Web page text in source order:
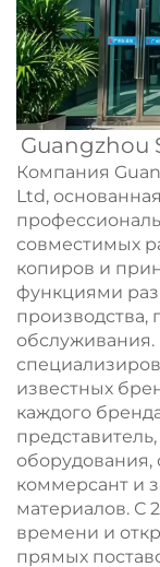
Guangzhou
Компания
Ltd,
совместимых
копиров и
функциями
производства,
известных
каждого
оборудования,
коммерсант и
материалов. С
времени и
прямых